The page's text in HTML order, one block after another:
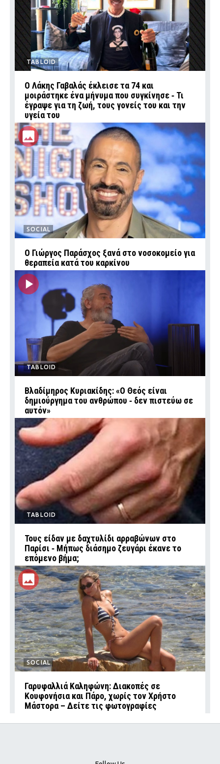
TABLOID
Ο Λάκης Γαβαλάς έκλεισε τα 74 και
μοιράστηκε ένα μήνυμα που συγκίνησε ‑ Τι
έγραψε για τη ζωή, τους γονείς του και την
υγεία του
SOCIAL
O Γιώργος Παράσχος ξανά στο νοσοκομείο για
θεραπεία κατά του καρκίνου
TABLOID
Βλαδίμηρος Κυριακίδης: «Ο Θεός είναι
δημιούργημα του ανθρώπου ‑ δεν πιστεύω σε
αυτόν»
TABLOID
Τους είδαν με δαχτυλίδι αρραβώνων στο
Παρίσι ‑ Μήπως διάσημο ζευγάρι έκανε το
επόμενο βήμα;
SOCIAL
Γαρυφαλλιά Καληφώνη: Διακοπές σε
Κουφονήσια και Πάρο, χωρίς τον Χρήστο
Μάστορα – Δείτε τις φωτογραφίες